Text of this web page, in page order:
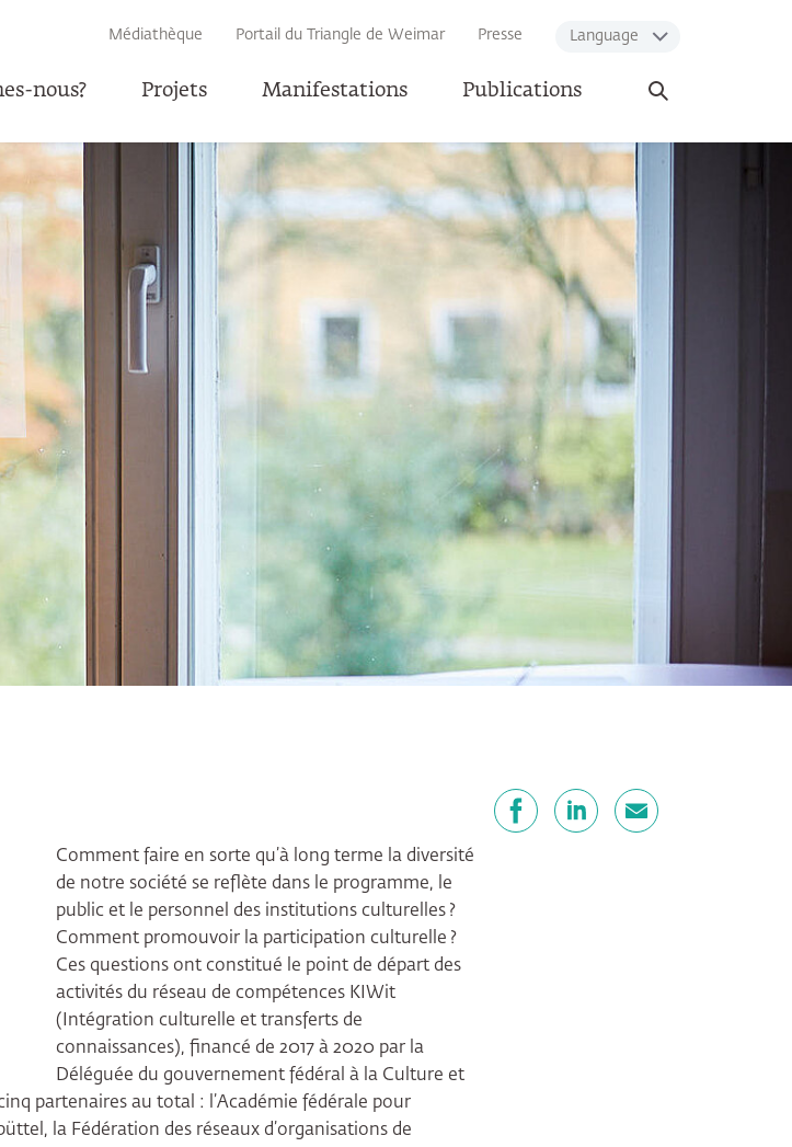
Médiathèque Portail du Triangle de Weimar Presse Language
nous? Projets Manifestations Publications
Ouvrir
la
Partager
Comment faire en sorte qu’à long terme la diversité
de notre société se reflète dans le programme, le
public et le personnel des institutions culturelles ?
Comment promouvoir la participation culturelle ?
Ces questions ont constitué le point de départ des
activités du réseau de compétences KIWit
(Intégration culturelle et transferts de
connaissances), financé de 2017 à 2020 par la
Déléguée du gouvernement fédéral à la Culture et
partenaires au total : l’Académie fédérale pour
la Fédération des réseaux d’organisations de